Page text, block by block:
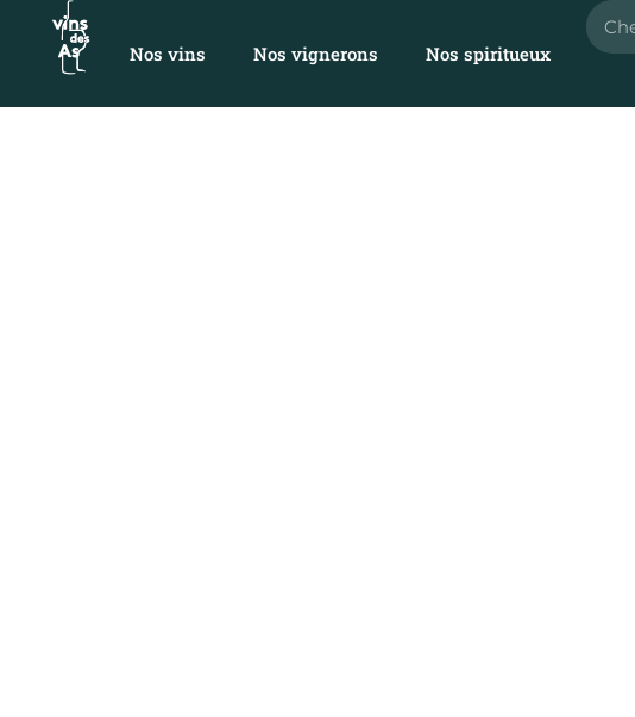
Nos vins Nos vignerons Nos spiritueux